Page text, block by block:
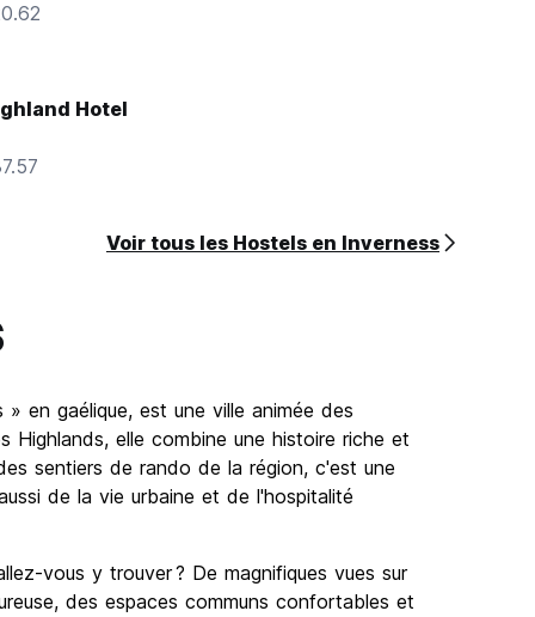
Hotel
Voir tous les Hostels en Inverness
en gaélique, est une ville animée des
Highlands, elle combine une histoire riche et
sentiers de rando de la région, c'est une
de la vie urbaine et de l'hospitalité
vous y trouver ? De magnifiques vues sur
des espaces communs confortables et